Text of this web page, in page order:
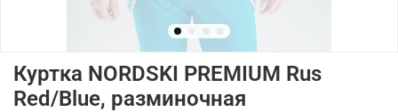
Куртка NORDSKI PREMIUM Rus
Red/Blue, разминочная